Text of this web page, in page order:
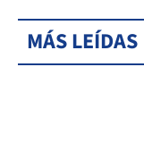
MÁS LEÍDAS